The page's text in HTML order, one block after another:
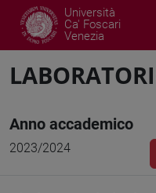
Università
Ca' Foscari
Venezia
Anno accademico
2023/2024